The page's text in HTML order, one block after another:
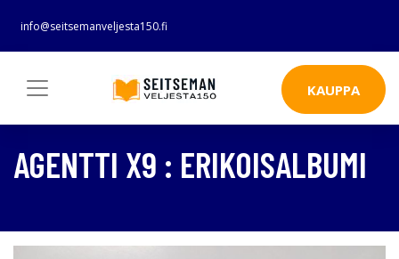
info@seitsemanveljesta150.fi
KAUPPA
AGENTTI X9 : ERIKOISALBUMI